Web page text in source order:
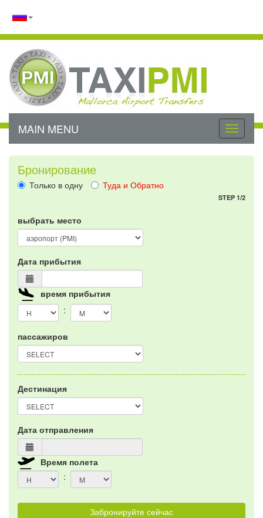
Toggle
MAIN MENU
Бронирование
Только в одну Туда и Обратно
STEP 1/2
выбрать место
Дата прибытия
время прибытия
:
пассажиров
Дестинация
Дата отправления
Время полета
:
Забронируйте сейчас